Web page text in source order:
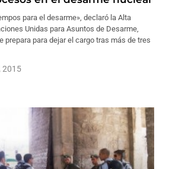
para el desarme», declaró la Alta
Unidas para Asuntos de Desarme,
prepara para dejar el cargo tras más de tres
2015